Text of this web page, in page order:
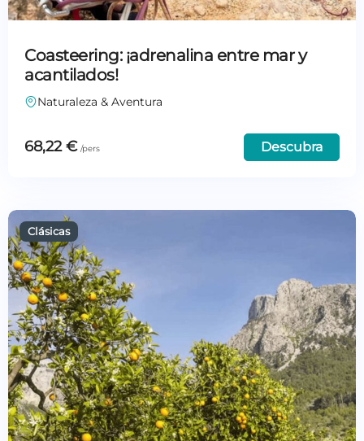
Coasteering: ¡adrenalina entre mar y
acantilados!
Naturaleza & Aventura
68,22€ Descubra